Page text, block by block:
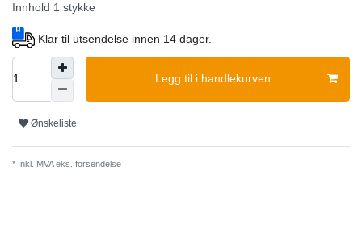
Innhold 1 stykke
Klar til utsendelse innen 14 dager.
Legg til i handlekurven
Ønskeliste
* Inkl. MVA eks. forsendelse